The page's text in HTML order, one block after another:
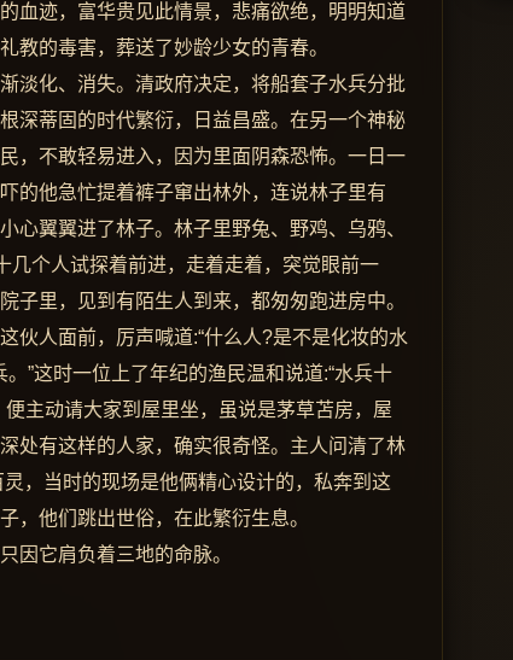
血迹，富华贵见此情景，悲痛欲绝，明明知道
教的毒害，葬送了妙龄少女的青春。
淡化、消失。清政府决定，将船套子水兵分批
深蒂固的时代繁衍，日益昌盛。在另一个神秘
，不敢轻易进入，因为里面阴森恐怖。一日一
的他急忙提着裤子窜出林外，连说林子里有
心翼翼进了林子。林子里野兔、野鸡、乌鸦、
几个人试探着前进，走着走着，突觉眼前一
子里，见到有陌生人到来，都匆匆跑进房中。
伙人面前，厉声喊道:“什么人?是不是化妆的水
”这时一位上了年纪的渔民温和说道:“水兵十
主动请大家到屋里坐，虽说是茅草苫房，屋
处有这样的人家，确实很奇怪。主人问清了林
，当时的现场是他俩精心设计的，私奔到这
，他们跳出世俗，在此繁衍生息。
因它肩负着三地的命脉。